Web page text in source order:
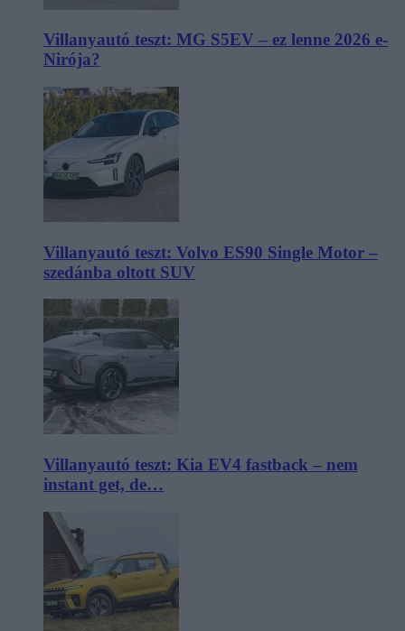
Villanyautó teszt: MG S5EV – ez lenne 2026 e-
Nirója?
Villanyautó teszt: Volvo ES90 Single Motor –
szedánba oltott SUV
Villanyautó teszt: Kia EV4 fastback – nem
instant get, de…